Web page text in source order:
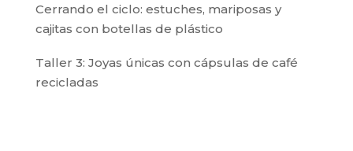
Cerrando el ciclo: estuches, mariposas y
cajitas con botellas de plástico
Taller 3: Joyas únicas con cápsulas de café
recicladas